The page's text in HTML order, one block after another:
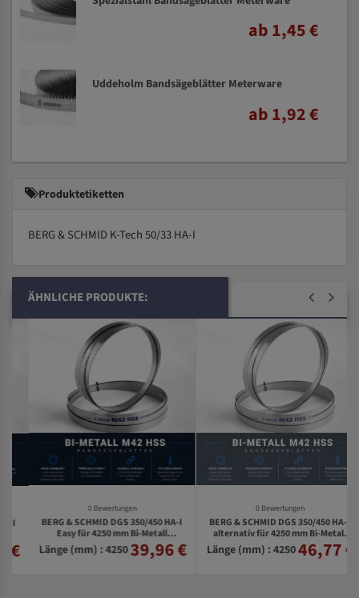
ab 1,45 €
Uddeholm Bandsägeblätter Meterware
ab 1,92 €
Produktetiketten
BERG & SCHMID K-Tech 50/33 HA-I
ÄHNLICHE PRODUKTE:
0 Bewertungen
BERG & SCHMID DGS 350/450 HA-I
Easy für 4250 mm Bi-Metall
Bandsägeblätter
Länge (mm) : 425039,96 €
0 Bewertungen
BERG & SCHMID DGS 350/450 HA-I
alternativ für 4250 mm Bi-Metall
Bandsägeblätter
Länge (mm) : 425046,77 €